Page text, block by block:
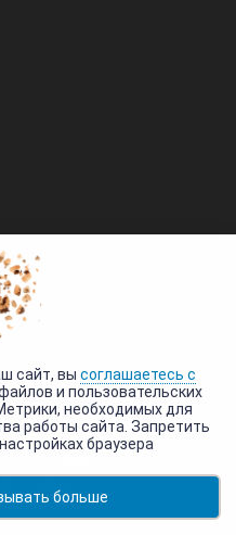
сайт, вы соглашаетесь с
и пользовательских
необходимых для
работы сайта. Запретить
браузера
больше